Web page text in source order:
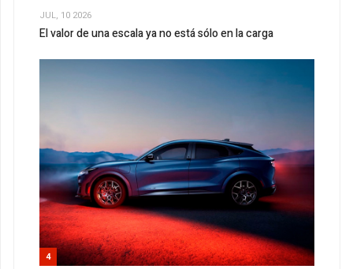
JUL, 10 2026
El valor de una escala ya no está sólo en la carga
4